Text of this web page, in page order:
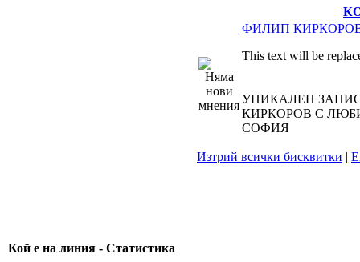
ФИЛИП
This text will be
УНИКАЛЕН
КИРКОРОВ С
СОФИЯ
Изтрий всички бисквитки |
Кой е на линия - Статистика